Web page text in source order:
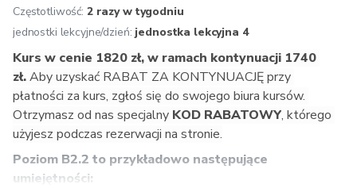
program nauczania zgodny z wytycznymi Europejskiego
Systemu Opisu Kształcenia Językowego, naukę
lektorów, atmosferę inspirującą do nauki, multimedialne
podręczniki i aplikacje, aktualne materiały dydaktyczne z
Austrii, wgląd w życie w krajach niemieckojęzycznych,
bezpłatne konsultacje dotyczące uczenia się dla naszych
kursantów, znormalizowane testy końcowe, na życzenie
przygotowanie do certyfikatu ÖSD.
Częstotliwość: 2 razy w tygodniu
jednostki lekcyjne/dzień: jednostka lekcyjna 4
Kurs w cenie 1820 zł, w ramach kontynuacji 1740
zł. Aby uzyskać RABAT ZA KONTYNUACJĘ przy
płatności za kurs, zgłoś się do swojego biura kursów.
Otrzymasz od nas specjalny KOD RABATOWY, którego
użyjesz podczas rezerwacji na stronie.
Poziom B2.2 to przykładowo następujące
umiejętności: